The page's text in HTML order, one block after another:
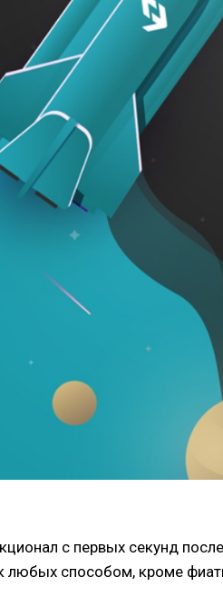
с первых секунд после
любых способом, кроме